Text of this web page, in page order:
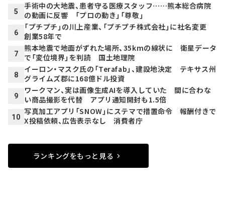
5
手術中の大地震、患者守る医療スタッフ……熊本総合病院
の動画に反響 「プロの動き」「尊敬」
6
「プチプチ」の川上産業、「プチプチ株式会社」に社名変更
創業58年で
7
熊本地震で地面がずれた場所、35kmの線状に 衛星データ
で「変位境界」を判読 国土地理院
8
イーロン・マスク氏の「Terafab」、建設地決定 テキサス州
グライムズ郡に168億ドル投資
9
ワークマン、実は画像生成AIを導入していた 間に合わな
い商品撮影を代替 アプリ通知開封も1.5倍
10
写真加工アプリ「SNOW」にステマで措置命令 報酬付きで
X投稿依頼、広告表示なし 消費者庁
ランキングをもっと見る